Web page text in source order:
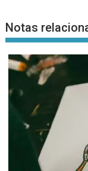
Notas